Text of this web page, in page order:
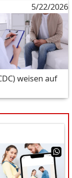
5/22/2026
weisen auf